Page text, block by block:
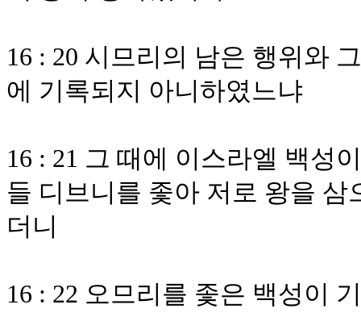
16 : 20 시므리의 남은 행위와
에 기록되지 아니하였느냐
16 : 21 그 때에 이스라엘 백성
들 디브니를 좇아 저로 왕을
더니
16 : 22 오므리를 좇은 백성이